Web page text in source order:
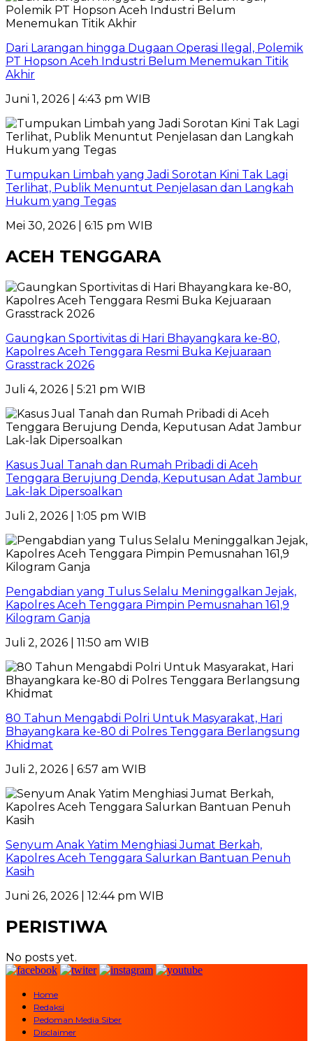
Dari Larangan hingga Dugaan Operasi Ilegal, Polemik
PT Hopson Aceh Industri Belum Menemukan Titik
Akhir
Juni 1, 2026 | 4:43 pm WIB
Tumpukan Limbah yang Jadi Sorotan Kini Tak Lagi
Terlihat, Publik Menuntut Penjelasan dan Langkah
Hukum yang Tegas
Mei 30, 2026 | 6:15 pm WIB
ACEH TENGGARA
Gaungkan Sportivitas di Hari Bhayangkara ke-80,
Kapolres Aceh Tenggara Resmi Buka Kejuaraan
Grasstrack 2026
Juli 4, 2026 | 5:21 pm WIB
Kasus Jual Tanah dan Rumah Pribadi di Aceh
Tenggara Berujung Denda, Keputusan Adat Jambur
Lak-lak Dipersoalkan
Juli 2, 2026 | 1:05 pm WIB
Pengabdian yang Tulus Selalu Meninggalkan Jejak,
Kapolres Aceh Tenggara Pimpin Pemusnahan 161,9
Kilogram Ganja
Juli 2, 2026 | 11:50 am WIB
80 Tahun Mengabdi Polri Untuk Masyarakat, Hari
Bhayangkara ke-80 di Polres Tenggara Berlangsung
Khidmat
Juli 2, 2026 | 6:57 am WIB
Senyum Anak Yatim Menghiasi Jumat Berkah,
Kapolres Aceh Tenggara Salurkan Bantuan Penuh
Kasih
Juni 26, 2026 | 12:44 pm WIB
PERISTIWA
No posts yet.
Home
Redaksi
Pedoman Media Siber
Disclaimer